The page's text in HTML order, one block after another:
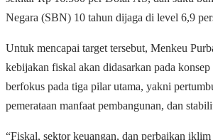
Negara (SBN) 10 tahun dijaga di level 6,9
Untuk mencapai target tersebut, Menkeu
kebijakan fiskal akan didasarkan pada
berfokus pada tiga pilar utama, yakni
pemerataan manfaat pembangunan, dan
“Fiskal, sektor keuangan, dan perbaikan iklim